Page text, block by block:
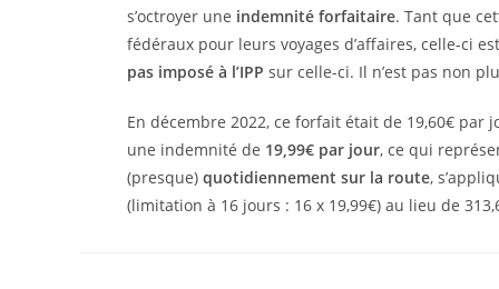
s’octroyer une indemnité forfaitaire. Tant que
fédéraux pour leurs voyages d’affaires, celle-ci
pas imposé à l’IPP sur celle-ci. Il n’est pas non
En décembre 2022, ce forfait était de 19,60€ par
une indemnité de 19,99€ par jour, ce qui
(presque) quotidiennement sur la route,
(limitation à 16 jours : 16 x 19,99€) au lieu de